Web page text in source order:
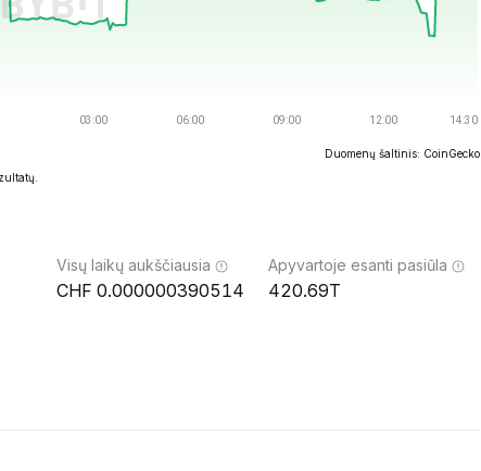
Duomenų šaltinis: CoinGecko
Visų laikų aukščiausia
0.000000390514
Apyvartoje esanti pasiūla
420.69T